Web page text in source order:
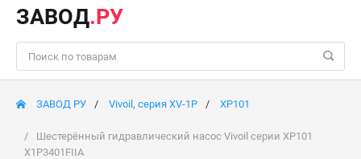
ЗАВОД.РУ
ЗАВОД РУ Vivoil, серия XV-1P XP101
Шестерённый гидравлический насос Vivoil серии XP101
X1P3401FIIA